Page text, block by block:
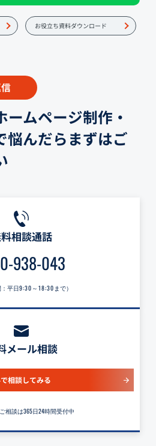
お役立ち資料ダウンロード
ムページ制作・
悩んだらまずはご
相談通話
938-043
：平日9:30～18:30 まで）
メール相談
相談してみる
相談は365日24時間受付中